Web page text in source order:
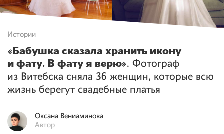
Истории
«Бабушка сказала хранить икону
и фату. В фату я верю». Фотограф
из Витебска сняла 36 женщин, которые всю
жизнь берегут свадебные платья
Оксана Вениаминова
Автор